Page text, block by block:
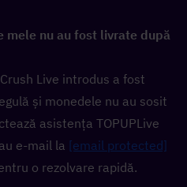
mele nu au fost livrate după
Live introdus a fost
și monedele nu au sosit
asistența TOPUPLive
e-mail la [email protected]
o rezolvare rapidă.